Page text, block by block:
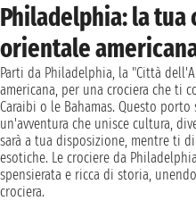
Philadelphia: la tua
orientale
Parti da Philadelphia, la "Città
americana, per una crociera che ti
Caraibi o le Bahamas. Questo
un'avventura che unisce cultura,
sarà a tua disposizione, mentre ti
esotiche. Le crociere da
spensierata e ricca di storia,
crociera.